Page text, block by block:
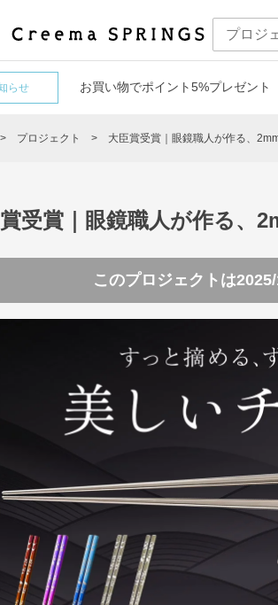
らせ お買い物でポイント5%プレゼント
プロジェクト 大臣賞受賞｜眼鏡職人が作る、
受賞｜眼鏡職人が作る、
このプロジェクトは